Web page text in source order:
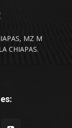
MZ M
CHIAPAS.